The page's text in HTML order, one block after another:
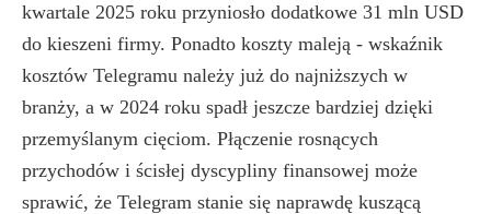
kwartale 2025 roku przyniosło dodatkowe 31 mln USD
do kieszeni firmy. Ponadto koszty maleją - wskaźnik
kosztów Telegramu należy już do najniższych w
branży, a w 2024 roku spadł jeszcze bardziej dzięki
przemyślanym cięciom. Płączenie rosnących
przychodów i ścisłej dyscypliny finansowej może
sprawić, że Telegram stanie się naprawdę kuszącą